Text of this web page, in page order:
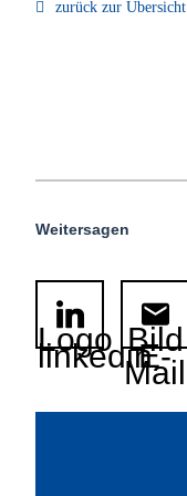
zurück zur Übersicht
Weitersagen
Logo
linkedinBild
E-
Mail